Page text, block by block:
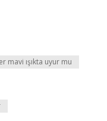
mavi ışıkta uyur mu